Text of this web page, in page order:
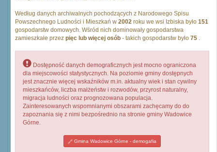
Według danych archiwalnych pochodzących z Narodowego Spisu
Powszechnego Ludności i Mieszkań w 2002 roku we wsi Izbiska było 151
gospodarstw domowych. Wśród nich dominowały gospodarstwa
zamieszkałe przez pięc lub więcej osób - takich gospodarstw było 75 .
Dostępność danych demograficznych jest mocno ograniczona
dla miejscowości statystycznych. Na poziomie gminy dostępnych
jest znacznie więcej wskaźników m.in. aktualny wiek i stan cywilny
mieszkańców, liczba małżeństw i rozwodów, przyrost naturalny,
migracja ludności oraz prognozowana populacja.
Zainteresowanych wspomnianymi obszarami zachęcamy do do
zapoznania się z nimi bezpośrednio na stronie gminy Wadowice
Górne.
Gmina Wadowice Górne - demogafia